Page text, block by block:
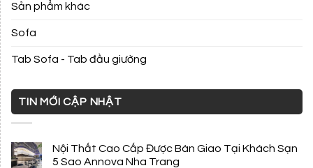
Sản phẩm khác
Sofa
Tab Sofa - Tab đầu giường
TIN MỚI CẬP NHẬT
Nội Thất Cao Cấp Được Bàn Giao Tại Khách Sạn
5 Sao Annova Nha Trang